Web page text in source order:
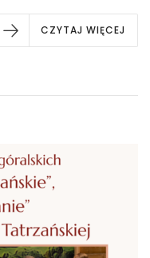
CZYTAJ WIĘCEJ